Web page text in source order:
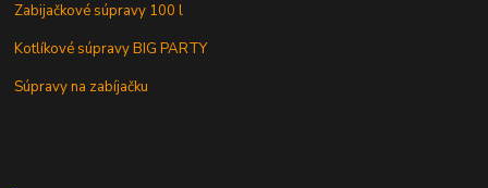
Zabijačkové súpravy 100 l
Kotlíkové súpravy BIG PARTY
Súpravy na zabíjačku